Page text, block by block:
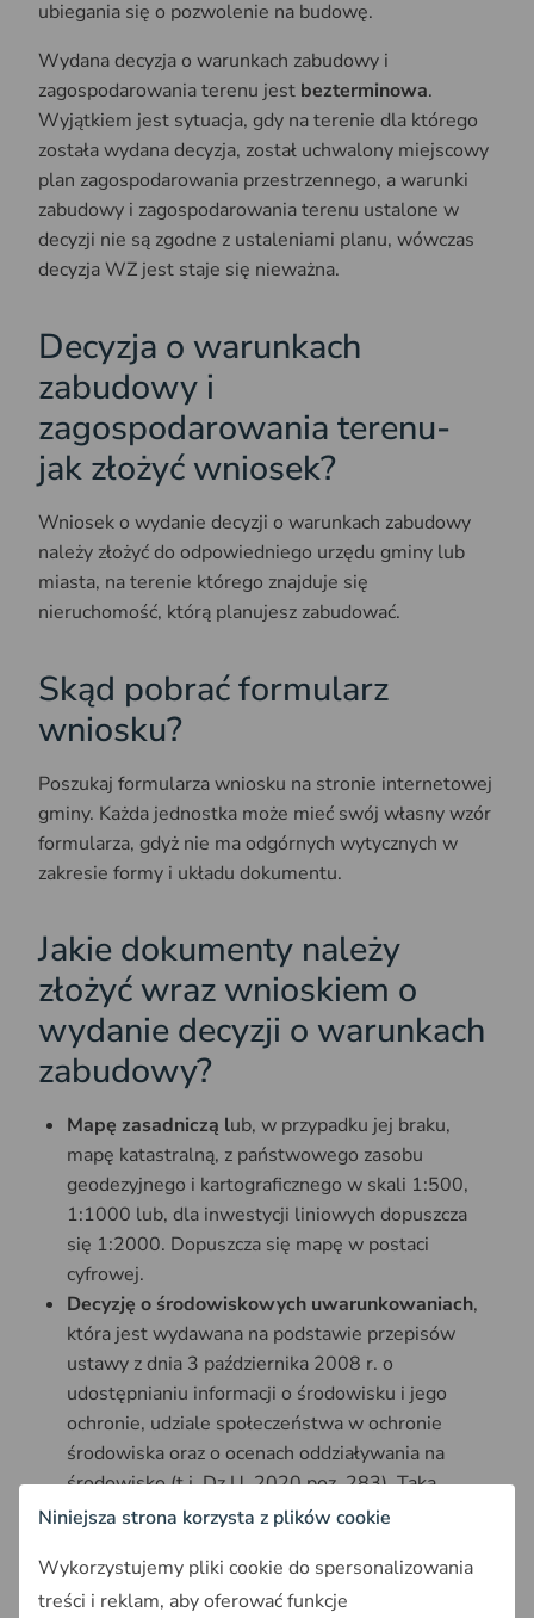
ubiegania się o pozwolenie na budowę.
Wydana decyzja o warunkach zabudowy i
zagospodarowania terenu jest bezterminowa.
Wyjątkiem jest sytuacja, gdy na terenie dla którego
została wydana decyzja, został uchwalony miejscowy
plan zagospodarowania przestrzennego, a warunki
zabudowy i zagospodarowania terenu ustalone w
decyzji nie są zgodne z ustaleniami planu, wówczas
decyzja WZ jest staje się nieważna.
Decyzja o warunkach
zabudowy i
zagospodarowania terenu-
jak złożyć wniosek?
Wniosek o wydanie decyzji o warunkach zabudowy
należy złożyć do odpowiedniego urzędu gminy lub
miasta, na terenie którego znajduje się
nieruchomość, którą planujesz zabudować.
Skąd pobrać formularz
wniosku?
Poszukaj formularza wniosku na stronie internetowej
gminy. Każda jednostka może mieć swój własny wzór
formularza, gdyż nie ma odgórnych wytycznych w
zakresie formy i układu dokumentu.
Jakie dokumenty należy
złożyć wraz wnioskiem o
wydanie decyzji o warunkach
zabudowy?
Mapę zasadniczą lub, w przypadku jej braku,
mapę katastralną, z państwowego zasobu
geodezyjnego i kartograficznego w skali 1:500,
1:1000 lub, dla inwestycji liniowych dopuszcza
się 1:2000. Dopuszcza się mapę w postaci
cyfrowej.
Decyzję o środowiskowych uwarunkowaniach,
która jest wydawana na podstawie przepisów
ustawy z dnia 3 października 2008 r. o
udostępnianiu informacji o środowisku i jego
ochronie, udziale społeczeństwa w ochronie
środowiska oraz o ocenach oddziaływania na
środowisko (t.j. Dz.U. 2020 poz. 283). Taką
decyzję składa się wówczas, gdy inwestycja może
Jeżeli działka na której planujemy wybudować
dom znajduje się na obszarze natura 2000, to
Niniejsza strona korzysta z plików cookie
Wykorzystujemy pliki cookie do spersonalizowania
treści i reklam, aby oferować funkcje